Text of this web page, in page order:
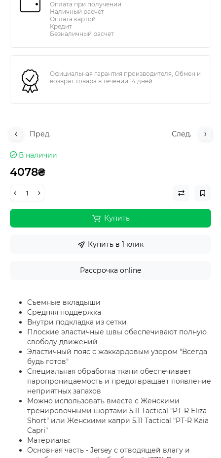
Оплата при получении
Наличный расчёт
Оплата картой
Кредит
Безналичный расчет
Официальная гарантия производителя, Обмен и
возврат товара в течении 14 дней
Пред. След.
В наличии
4078₴
Купить
Купить в 1 клик
Рассрочка online
Съемные вкладыши
Средняя поддержка
Внутри подкладка из сетки
Плоские эластичные швы обеспечивают полную
свободу движений
Эластичный пояс с жаккардовым узором "Всегда
будь готов"
Специальная обработка ткани обеспечивает
паропроницаемость и предотвращает появление
неприятных запахов
Можно использовать вместе с Женскими
тренировочными шортами 5.11 Tactical "PT-R Eliza
Short" или Женскими капри 5.11 Tactical "PT-R Kaia
Capri"
Материалы:
Основная часть - Jersey с отводящей влагу и